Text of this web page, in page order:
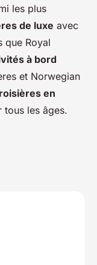
les plus
de luxe avec
que Royal
à bord
et Norwegian
en
tous les âges.